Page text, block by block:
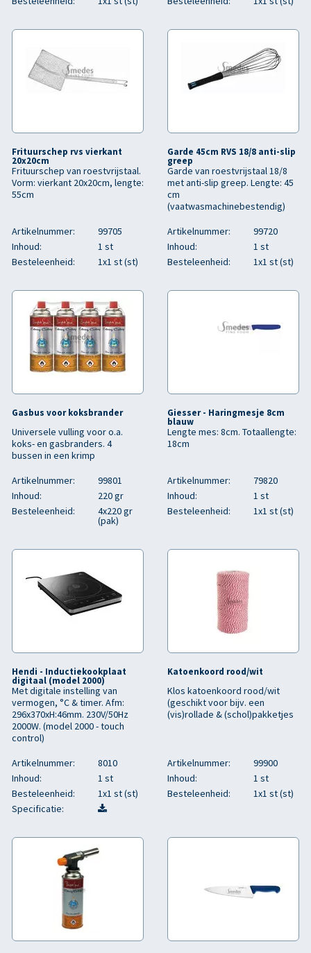
Frituurschep rvs vierkant
20x20cm
Frituurschep van roestvrijstaal.
Vorm: vierkant 20x20cm, lengte:
55cm
Artikelnummer:
99705
Inhoud:
1 st
Besteleenheid:
1x1 st (st)
Garde 45cm RVS 18/8 anti-slip
greep
Garde van roestvrijstaal 18/8
met anti-slip greep. Lengte: 45
cm
(vaatwasmachinebestendig)
Artikelnummer:
99720
Inhoud:
1 st
Besteleenheid:
1x1 st (st)
Gasbus voor koksbrander
Universele vulling voor o.a.
koks- en gasbranders. 4
bussen in een krimp
Artikelnummer:
99801
Inhoud:
220 gr
Besteleenheid:
4x220 gr
(pak)
Giesser - Haringmesje 8cm
blauw
Lengte mes: 8cm. Totaallengte:
18cm
Artikelnummer:
79820
Inhoud:
1 st
Besteleenheid:
1x1 st (st)
Hendi - Inductiekookplaat
digitaal (model 2000)
Met digitale instelling van
vermogen, °C & timer. Afm:
296x370xH:46mm. 230V/50Hz
2000W. (model 2000 - touch
control)
Artikelnummer:
8010
Inhoud:
1 st
Besteleenheid:
1x1 st (st)
Specificatie:
Katoenkoord rood/wit
Klos katoenkoord rood/wit
(geschikt voor bijv. een
(vis)rollade & (schol)pakketjes
Artikelnummer:
99900
Inhoud:
1 st
Besteleenheid:
1x1 st (st)